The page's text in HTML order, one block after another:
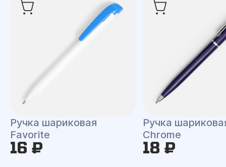
Ручка шариковая
Favorite
16 ₽
Ручка
Chrome
18 ₽